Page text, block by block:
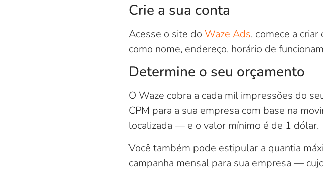
Crie a sua conta
Acesse o site do Waze Ads, comece a
como nome, endereço, horário de
Determine o seu orçamento
O Waze cobra a cada mil impressões do
CPM para a sua empresa com base na
localizada — e o valor mínimo é de 1 dólar.
Você também pode estipular a quantia
campanha mensal para sua empresa —